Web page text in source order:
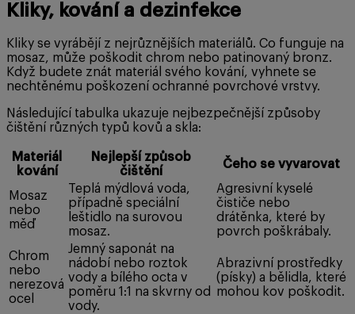
Kliky, kování a dezinfekce
Kliky se vyrábějí z nejrůznějších materiálů. Co funguje na
mosaz, může poškodit chrom nebo patinovaný bronz.
Když budete znát materiál svého kování, vyhnete se
nechtěnému poškození ochranné povrchové vrstvy.
Následující tabulka ukazuje nejbezpečnější způsoby
čištění různých typů kovů a skla:
Materiál
kování
Nejlepší způsob
čištění
Čeho se vyvarovat
Mosaz
nebo
měď
Teplá mýdlová voda,
případně speciální
leštidlo na surovou
mosaz.
Agresivní kyselé
čističe nebo
drátěnka, které by
povrch poškrábaly.
Chrom
nebo
nerezová
ocel
Jemný saponát na
nádobí nebo roztok
vody a bílého octa v
poměru 1:1 na skvrny od
vody.
Abrazivní prostředky
(písky) a bělidla, které
mohou kov poškodit.